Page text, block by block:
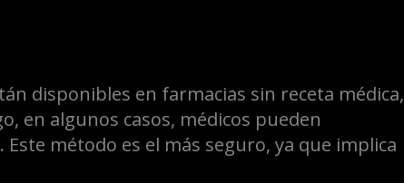
disponibles en farmacias sin receta médica,
en algunos casos, médicos pueden
método es el más seguro, ya que implica